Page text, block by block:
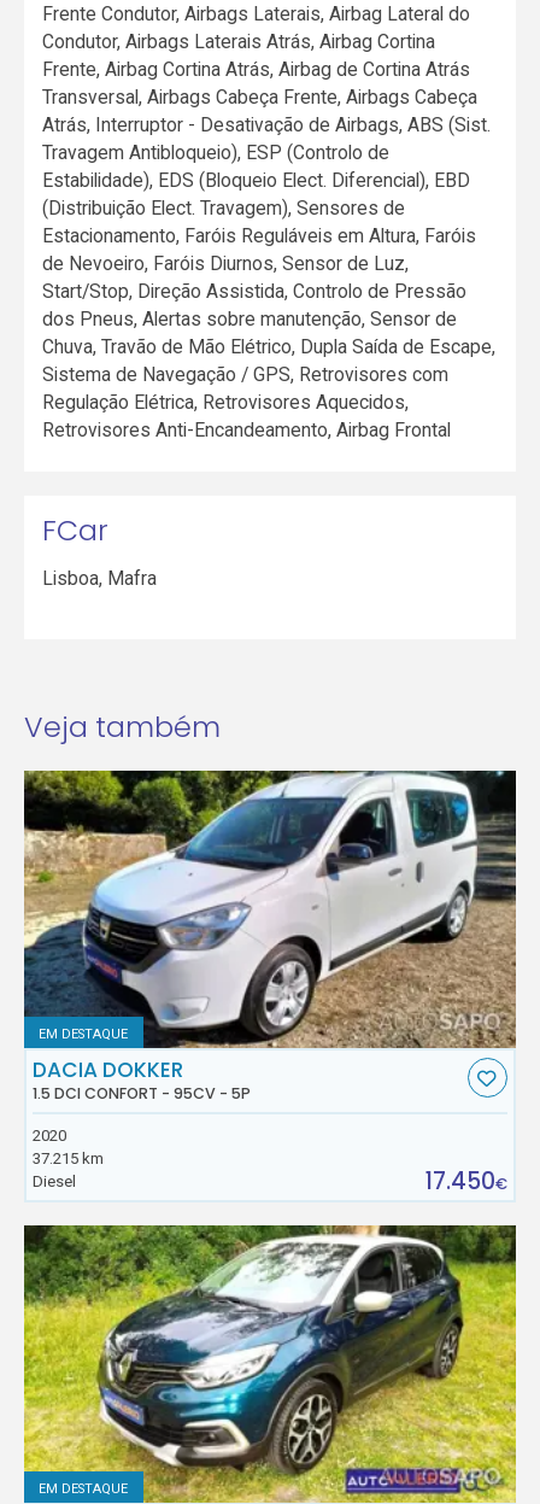
Frente Condutor, Airbags Laterais, Airbag Lateral do
Condutor, Airbags Laterais Atrás, Airbag Cortina
Frente, Airbag Cortina Atrás, Airbag de Cortina Atrás
Transversal, Airbags Cabeça Frente, Airbags Cabeça
Atrás, Interruptor - Desativação de Airbags, ABS (Sist.
Travagem Antibloqueio), ESP (Controlo de
Estabilidade), EDS (Bloqueio Elect. Diferencial), EBD
(Distribuição Elect. Travagem), Sensores de
Estacionamento, Faróis Reguláveis em Altura, Faróis
de Nevoeiro, Faróis Diurnos, Sensor de Luz,
Start/Stop, Direção Assistida, Controlo de Pressão
dos Pneus, Alertas sobre manutenção, Sensor de
Chuva, Travão de Mão Elétrico, Dupla Saída de Escape,
Sistema de Navegação / GPS, Retrovisores com
Regulação Elétrica, Retrovisores Aquecidos,
Retrovisores Anti-Encandeamento, Airbag Frontal
FCar
Lisboa, Mafra
Veja também
EM DESTAQUE
DACIA DOKKER
1.5 DCI CONFORT - 95CV - 5P
2020
37.215 km
Diesel
17.450€
EM DESTAQUE